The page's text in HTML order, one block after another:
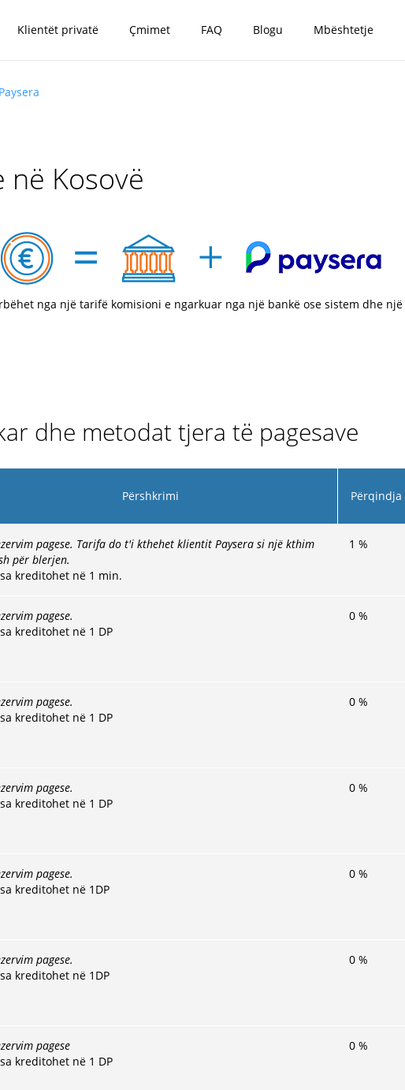
Klientët privatë Çmimet FAQ Blogu Mbështetje
në Kosovë
nga një tarifë komisioni e ngarkuar nga një bankë ose sistem dhe një
dhe metodat tjera të pagesave
Përshkrimi Përqindja
pagese. Tarifa do t'i kthehet klientit Paysera si një kthim
për blerjen.
kreditohet në 1 min.
1 %
pagese.
kreditohet në 1 DP
0 %
pagese.
kreditohet në 1 DP
0 %
pagese.
kreditohet në 1 DP
0 %
pagese.
kreditohet në 1DP
0 %
pagese.
kreditohet në 1DP
0 %
pagese
kreditohet në 1 DP
0 %